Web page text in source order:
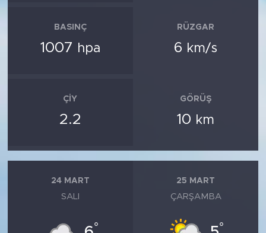
BASINÇ
1007 hpa
RÜZGAR
6 km/s
ÇIY
2.2
GÖRÜŞ
10 km
24 MART
SALI
°
25 MART
ÇARŞAMBA
°